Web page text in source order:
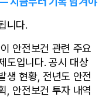
니다.
안전보건 관련 주요
도입니다. 공시 대상
생 현황, 전년도 안전
, 안전보건 투자 내역